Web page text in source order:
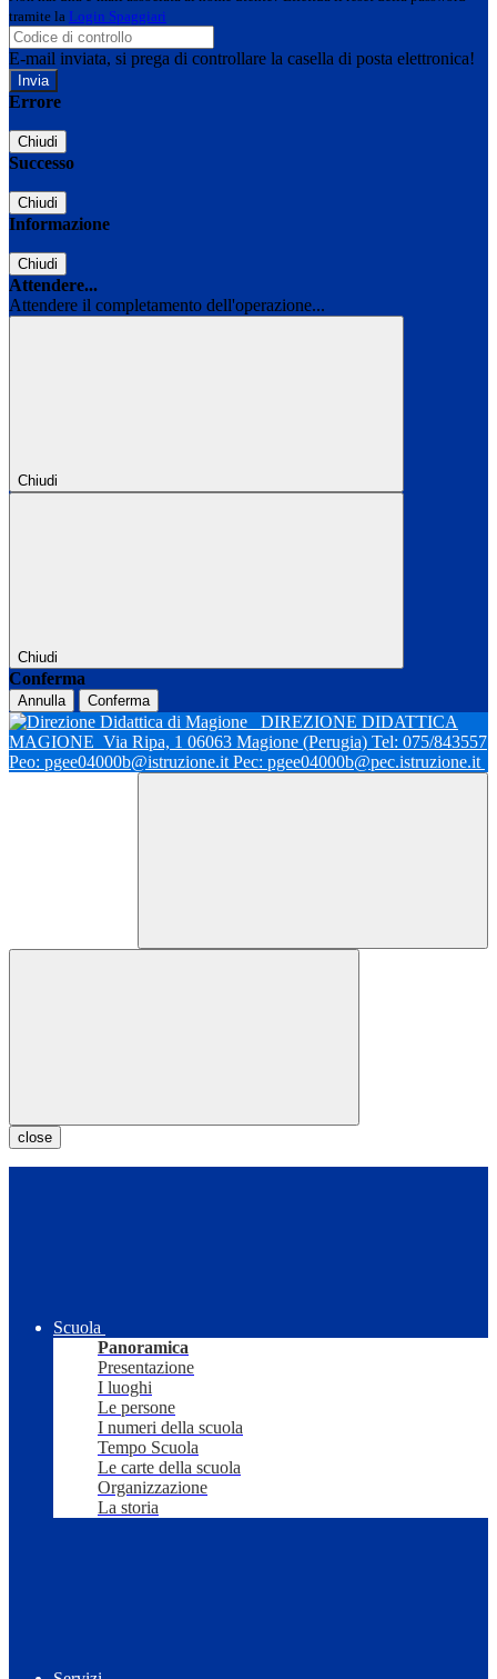
tramite la Login Spaggiari
E-mail inviata, si prega di controllare la casella di posta elettronica!
Errore
Chiudi
Successo
Chiudi
Informazione
Chiudi
Attendere...
Attendere il completamento dell'operazione...
Chiudi
Chiudi
Conferma
Annulla Conferma
DIREZIONE DIDATTICA
MAGIONE Via Ripa, 1 06063 Magione (Perugia) Tel: 075/843557
Peo: pgee04000b@istruzione.it Pec: pgee04000b@pec.istruzione.it
close
Scuola
Panoramica
Presentazione
I luoghi
Le persone
I numeri della scuola
Tempo Scuola
Le carte della scuola
Organizzazione
La storia